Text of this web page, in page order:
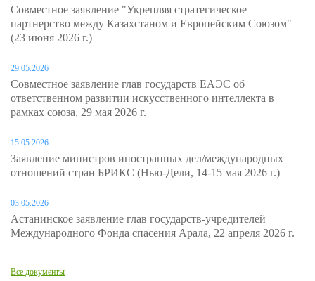
Совместное заявление "Укрепляя стратегическое
партнерство между Казахстаном и Европейским Союзом"
(23 июня 2026 г.)
29.05.2026
Совместное заявление глав государств ЕАЭС об
ответственном развитии искусственного интеллекта в
рамках союза, 29 мая 2026 г.
15.05.2026
Заявление министров иностранных дел/международных
отношений стран БРИКС (Нью-Дели, 14-15 мая 2026 г.)
03.05.2026
Астанинское заявление глав государств-учредителей
Международного Фонда спасения Арала, 22 апреля 2026 г.
Все документы